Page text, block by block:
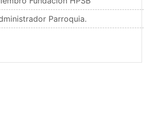
Parroquia.